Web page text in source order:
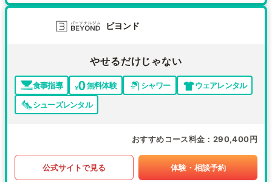
ビヨンド
やせるだけじゃない
食事指導 無料体験 シャワー
ウェアレンタル
シューズレンタル
おすすめコース料金 290,400円
公式サイトで見る 体験・相談予約